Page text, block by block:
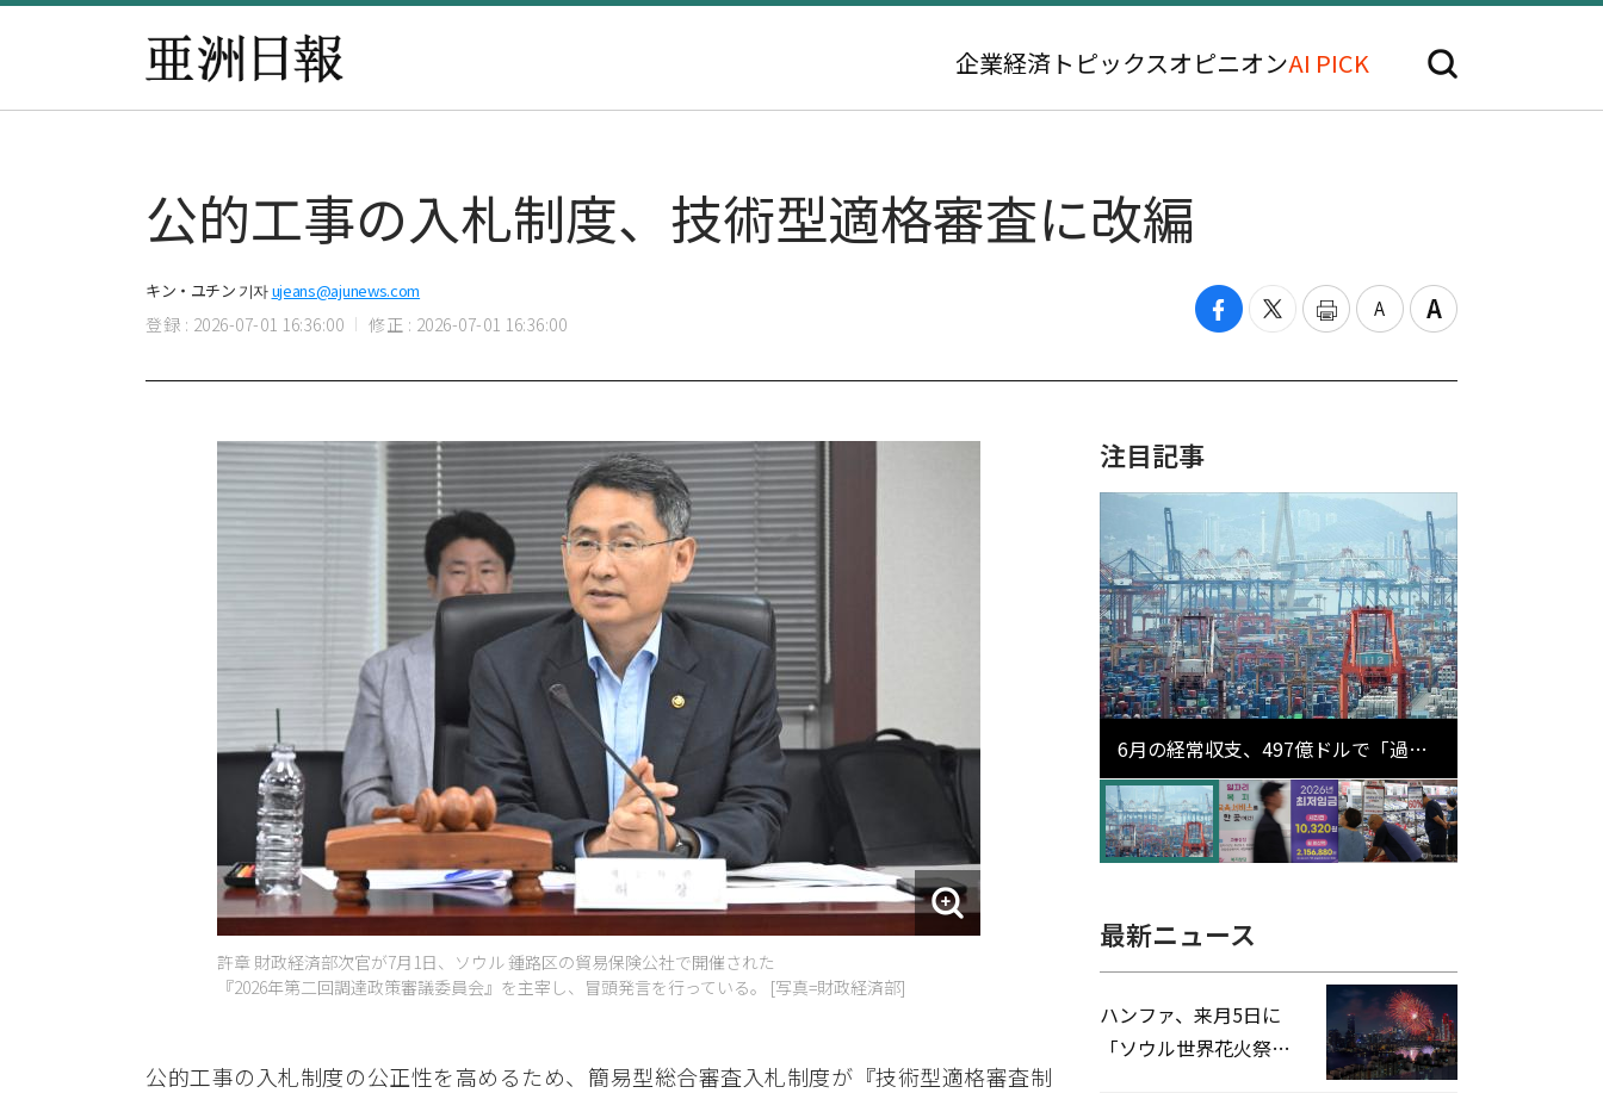
企業経済 トピックスオピニオンAI PICK
公的工事の入札制度、技術型適格審査に改編
キン・ユチン 기자ujeans@ajunews.com
登録 : 2026-07-01 16:36:00 修正 : 2026-07-01 16:36:00
許章 財政経済部次官が7月1日、ソウル 鍾路区の貿易保険公社で開催された
『2026年第二回調達政策審議委員会』を主宰し、冒頭発言を行っている。 [写真=財政経済部]
公的工事の入札制度の公正性を高めるため、簡易型総合審査入札制度が『技術型適格審査制
注目記事
6月の経常収支、497億ドルで「過去
最大」…輸出が初の1000億ドル突破
最新ニュース
ハンファ、来月5日に
「ソウル世界花火祭り